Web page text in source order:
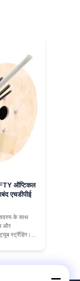
ऑप्टिकल
एचडीपीई
के साथ
और
स्ट्रैंडिंग।